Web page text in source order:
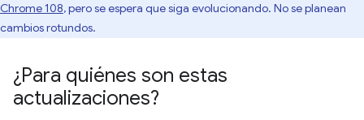
Chrome 108, pero se espera que siga evolucionando. No se planean
cambios rotundos.
¿Para quiénes son estas
actualizaciones?